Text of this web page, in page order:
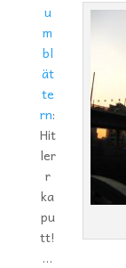
u
m
bl
ät
te
rn:
Hit
ler
r
ka
pu
tt!
…